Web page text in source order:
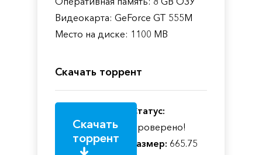
Видеокарта: GeForce GT 555M
Место на диске: 1100 MB
Скачать торрент
Скачать
торрент
Статус:
Проверено!
Размер: 665.75